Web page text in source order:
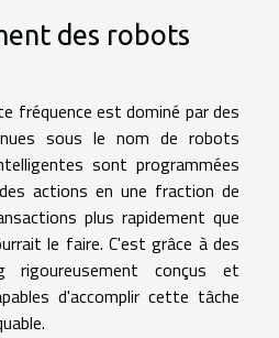
des robots
fréquence est dominé par des
sous le nom de robots
sont programmées
actions en une fraction de
plus rapidement que
le faire. C'est grâce à des
rigoureusement conçus et
d'accomplir cette tâche